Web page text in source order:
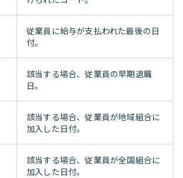
従業員に給与が支払われた最後の日
付。
該当する場合、従業員の早期退職
日。
該当する場合、従業員が地域組合に
加入した日付。
該当する場合、従業員が全国組合に
加入した日付。